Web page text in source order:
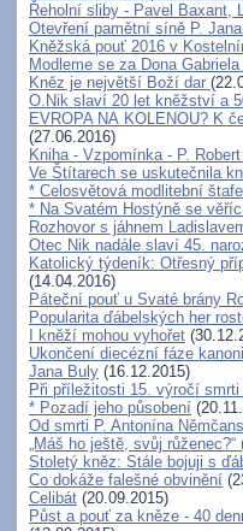
Řeholní sliby - Pavel Baxant,
Otevření pamětní síně P.
Kněžská pouť 2016 v
Modleme se za Dona
Kněz je největší Boží dar
O.Nik slaví 20 let kněžství a
EVROPA NA KOLENOU? K
(27.06.2016)
Kniha - Vzpomínka - P.
Ve Štítarech se uskutečnila
* Celosvětová modlitební
* Na Svatém Hostýně se
Rozhovor s jáhnem
Otec Nik nadále slaví 45.
Katolický týdeník: Otřesný
(14.04.2016)
Páteční pouť u Svaté brány
Popularita ďábelských her
I kněží mohou vyhořet
Ukončení diecézní fáze
Jana Buly (16.12.2015)
Při příležitosti 15. výročí
* Pozadí jeho působení
Od smrti P. Antonína
„Máš ho ještě, svůj
Stoletý kněz: Stále bojuji s
Co dokáže falešné obvinění
Celibát (20.09.2015)
Půst a pouť za kněze - 40